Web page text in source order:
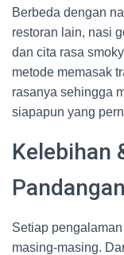
Berbeda dengan
restoran lain, nasi
dan cita rasa
metode memasak
rasanya sehingga
siapapun yang
Kelebihan
Setiap
masing-masing.